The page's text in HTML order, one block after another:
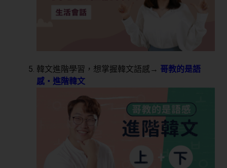
韓文進階學習，想掌握韓文語感→ 哥教的是語
感・進階韓文